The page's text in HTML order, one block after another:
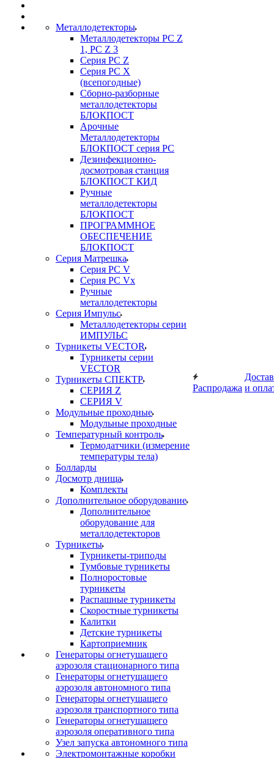
Металлодетекторы
Металлодетекторы РС Z
1, PC Z 3
Серия РС Z
Серия РС X
(всепогодные)
Сборно-разборные
металлодетекторы
БЛОКПОСТ
Арочные
Металлодетекторы
БЛОКПОСТ серия РС
Дезинфекционно-
досмотровая станция
БЛОКПОСТ КИД
Ручные
металлодетекторы
БЛОКПОСТ
ПРОГРАММНОЕ
ОБЕСПЕЧЕНИЕ
БЛОКПОСТ
Серия Матрешка
Серия PC V
Серия PC Vx
Ручные
металлодетекторы
Серия Импульс
Металлодетекторы серии
ИМПУЛЬС
Турникеты VECTOR
Турникеты серии
VECTOR
Турникеты СПЕКТР
СЕРИЯ Z
СЕРИЯ V
Модульные проходные
Модульные проходные
Температурный контроль
Термодатчики (измерение
температуры тела)
Болларды
Досмотр днища
Комплекты
Дополнительное оборудование
Дополнительное
оборудование для
металлодетекторов
Турникеты
Турникеты-триподы
Тумбовые турникеты
Полноростовые
турникеты
Распашные турникеты
Скоростные турникеты
Калитки
Детские турникеты
Картоприемник
Генераторы огнетушащего
аэрозоля стационарного типа
Генераторы огнетушащего
аэрозоля автономного типа
Генераторы огнетушащего
аэрозоля транспортного типа
Генераторы огнетушащего
аэрозоля оперативного типа
Узел запуска автономного типа
Электромонтажные коробки
Распродажа и